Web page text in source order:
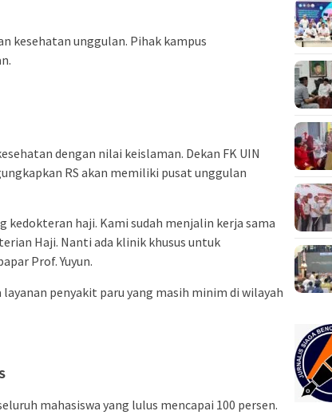
kesehatan unggulan. Pihak kampus
dengan nilai keislaman. Dekan FK UIN
RS akan memiliki pusat unggulan
kedokteran haji. Kami sudah menjalin kerja sama
Haji. Nanti ada klinik khusus untuk
Prof. Yuyun.
penyakit paru yang masih minim di wilayah
mahasiswa yang lulus mencapai 100 persen.